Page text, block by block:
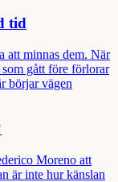
tid
att minnas dem. När
gått före förlorar
börjar vägen
Moreno att
är inte hur känslan